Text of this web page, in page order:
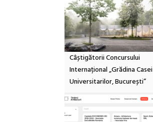
Câștigătorii Concursului
Internațional „Grădina Casei
Universitarilor, București”